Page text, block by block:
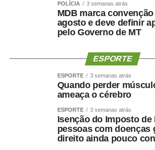
— A educação infantil é a que precisa de
pois demanda mais profissionais,
saudável e materiais didáticos
Avanços
Para a presidente da Associação
em Financiamento da Educação
Adriana Dragone Silveira, a educação
Brasil com o Fundo de Manutenção e
POLÍCIA 3 semanas atrás
MDB marca
agosto e deve definir
pelo Governo de MT
ESPORTE
ESPORTE 3 semanas atrás
Quando perder
ameaça o cérebro
ESPORTE 3 semanas atrás
Isenção do Imposto de
pessoas com doenças
direito ainda pouco